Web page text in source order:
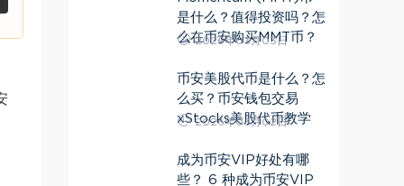
是什么？值得投资吗？怎
么在币安购买MMT币？
2026年03月03日
币安美股代币是什么？怎
么买？币安钱包交易
xStocks美股代币教学
2026年03月02日
成为币安VIP好处有哪
些？ 6 种成为币安VIP